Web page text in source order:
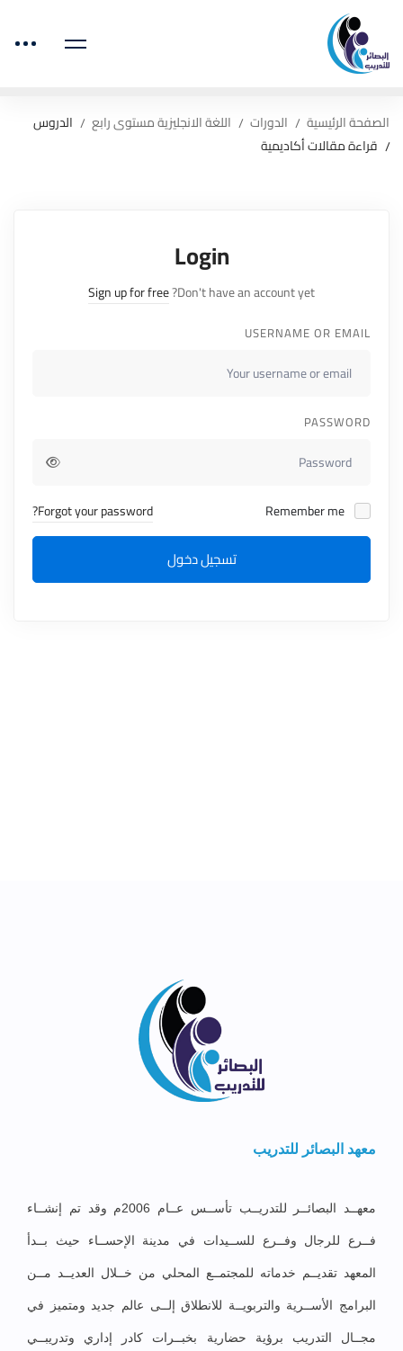
الصفحة الرئيسية الدورات اللغة الانجليزية مستوى رابع
الدروس
قراءة مقالات أكاديمية
Login
Don't have an account yet?
Sign up for free
USERNAME OR EMAIL
PASSWORD
Forgot your password?
تسجيل دخول
معهد البصائر للتدريب
معهــد البصائــر للتدريــب تأســس عــام 2006م وقد تم إنشــاء
فــرع للرجال وفــرع للســيدات في مدينة الإحســاء حيث بــدأ
المعهد تقديــم خدماته للمجتمــع المحلي من خــلال العديــد مــن
البرامج الأســرية والتربويــة للانطلاق إلــى عالم جديد ومتميز في
مجــال التدريب برؤية حضارية بخبــرات كادر إداري وتدريبــي